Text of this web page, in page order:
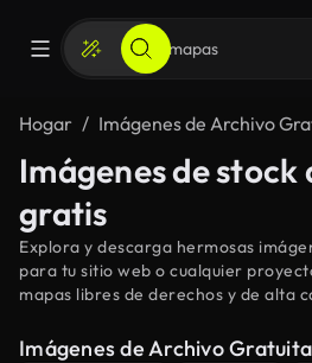
Hogar Imágenes de Archivo
Imágenes de stock
gratis
Explora y descarga hermosas
para tu sitio web o cualquier
mapas libres de derechos y de alta
Imágenes de Archivo